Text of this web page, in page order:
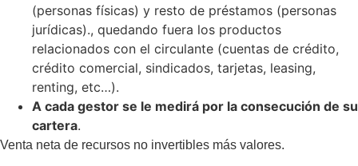
(personas físicas) y resto de préstamos (personas
jurídicas)., quedando fuera los productos
relacionados con el circulante (cuentas de crédito,
crédito comercial, sindicados, tarjetas, leasing,
renting, etc…).
A cada gestor se le medirá por la consecución de su
cartera.
Venta neta de recursos no invertibles más valores.